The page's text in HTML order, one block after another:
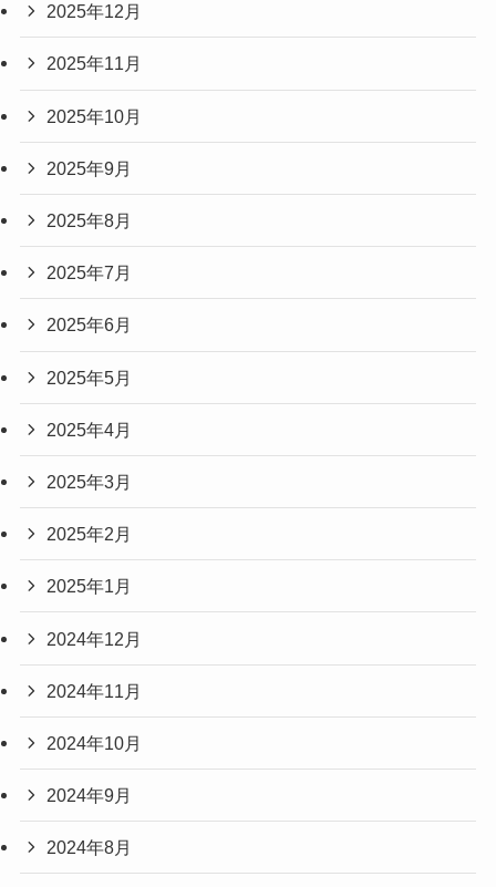
2025年12月
2025年11月
2025年10月
2025年9月
2025年8月
2025年7月
2025年6月
2025年5月
2025年4月
2025年3月
2025年2月
2025年1月
2024年12月
2024年11月
2024年10月
2024年9月
2024年8月